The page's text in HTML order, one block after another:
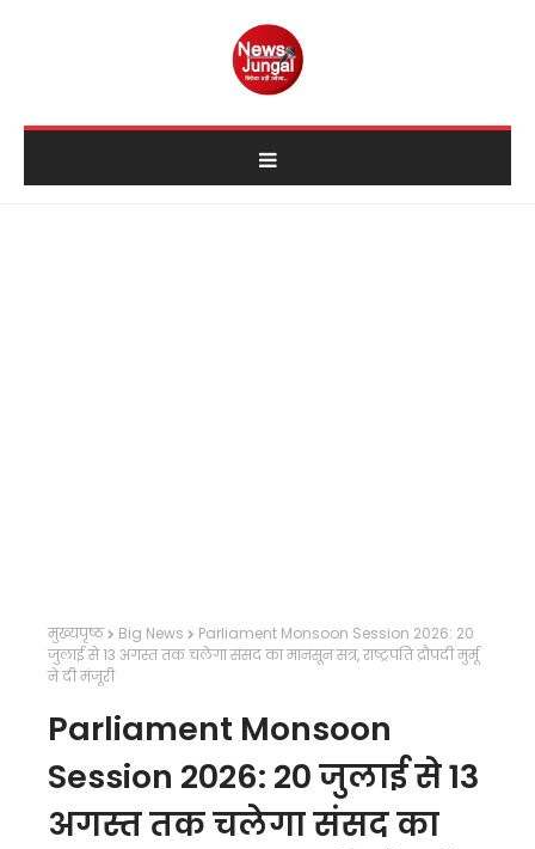
मुख्यपृष्ठ Big News
Parliament Monsoon Session 2026: 20
जुलाई से 13 अगस्त तक चलेगा संसद का मानसून सत्र, राष्ट्रपति द्रौपदी मुर्मू
ने दी मंजूरी
Parliament Monsoon
Session 2026: 20 जुलाई से 13
अगस्त तक चलेगा संसद का